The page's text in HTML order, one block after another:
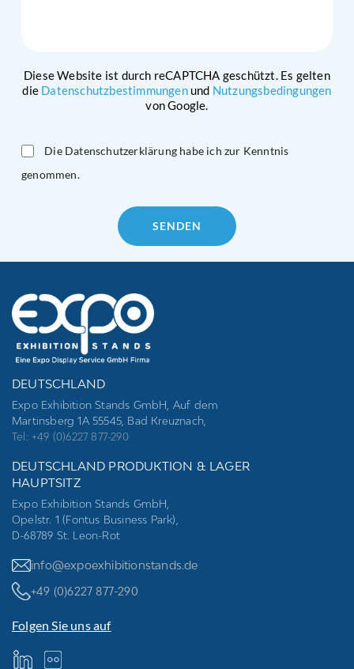
Diese Website ist durch reCAPTCHA geschützt. Es gelten
die Datenschutzbestimmungenund Nutzungsbedingungen
von Google.
Die Datenschutzerklärung habe ich zur Kenntnis
genommen.
empty.
DEUTSCHLAND
Expo Exhibition Stands GmbH, Auf dem
Martinsberg 1A 55545, Bad Kreuznach,
Tel: +49 (0)6227 877-290
DEUTSCHLAND PRODUKTION & LAGER
HAUPTSITZ
Expo Exhibition Stands GmbH,
Opelstr. 1 (Fontus Business Park),
D-68789 St. Leon-Rot
info@expoexhibitionstands.de
+49 (0)6227 877-290
Folgen Sie uns auf